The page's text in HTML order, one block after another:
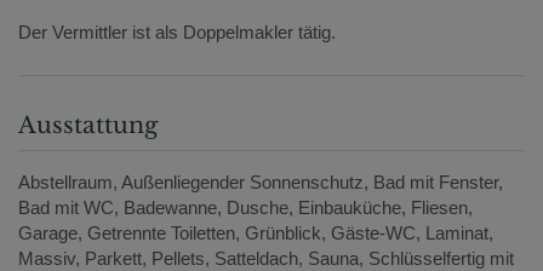
Der Vermittler ist als Doppelmakler tätig.
Ausstattung
Abstellraum Außenliegender Sonnenschutz Bad mit Fenster
Bad mit WC Badewanne Dusche Einbauküche Fliesen
Garage Getrennte Toiletten Grünblick Gäste-WC Laminat
Massiv Parkett Pellets Satteldach Sauna Schlüsselfertig mit